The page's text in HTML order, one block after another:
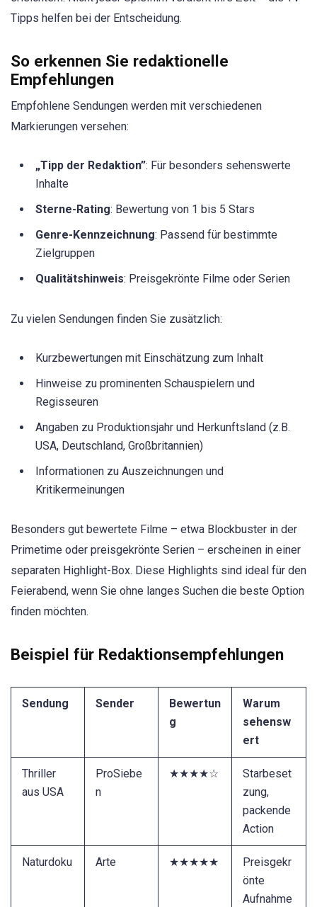
Tipps helfen bei der Entscheidung.
So erkennen Sie redaktionelle
Empfehlungen
Empfohlene Sendungen werden mit verschiedenen
Markierungen versehen:
„Tipp der Redaktion”: Für besonders sehenswerte
Inhalte
Sterne-Rating: Bewertung von 1 bis 5 Stars
Genre-Kennzeichnung: Passend für bestimmte
Zielgruppen
Qualitätshinweis: Preisgekrönte Filme oder Serien
Zu vielen Sendungen finden Sie zusätzlich:
Kurzbewertungen mit Einschätzung zum Inhalt
Hinweise zu prominenten Schauspielern und
Regisseuren
Angaben zu Produktionsjahr und Herkunftsland (z.B.
USA, Deutschland, Großbritannien)
Informationen zu Auszeichnungen und
Kritikermeinungen
Besonders gut bewertete Filme – etwa Blockbuster in der
Primetime oder preisgekrönte Serien – erscheinen in einer
separaten Highlight-Box. Diese Highlights sind ideal für den
Feierabend, wenn Sie ohne langes Suchen die beste Option
finden möchten.
Beispiel für Redaktionsempfehlungen
Sendung Sender
Bewertun
g
Warum
sehensw
ert
Thriller
aus USA
ProSiebe
n
★★★★☆
Starbeset
zung,
packende
Action
Naturdoku Arte ★★★★★
Preisgekr
önte
Aufnahme